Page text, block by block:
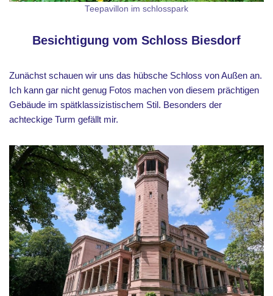
Teepavillon im schlosspark
Besichtigung vom Schloss Biesdorf
Zunächst schauen wir uns das hübsche Schloss von Außen an.
Ich kann gar nicht genug Fotos machen von diesem prächtigen
Gebäude im spätklassizistischem Stil. Besonders der
achteckige Turm gefällt mir.